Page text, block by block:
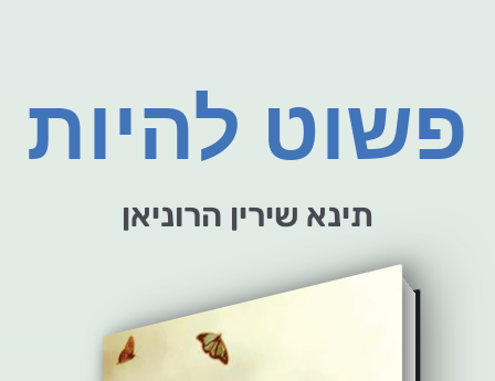
פשוט להיות
תינא שירין הרוניאן